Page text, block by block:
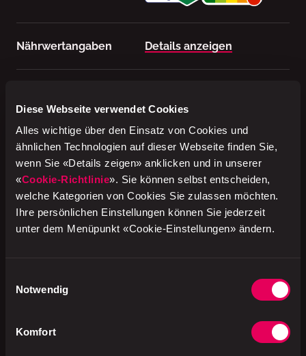
Diese Webseite verwendet Cookies
Alles wichtige über den Einsatz von Cookies und
ähnlichen Technologien auf dieser Webseite finden Sie,
wenn Sie «Details zeigen» anklicken und in unserer
«Cookie-Richtlinie». Sie können selbst entscheiden,
welche Kategorien von Cookies Sie zulassen möchten.
Ihre persönlichen Einstellungen können Sie jederzeit
unter dem Menüpunkt «Cookie-Einstellungen» ändern.
Notwendig
Komfort
Nährwertangaben Details anzeigen
Zutaten
WEIZENmehl, BUTTER 16%,
Kochsalz jodiert,
MOLKENpulver,
MagerMILCHpulver,
Säureregulator: E524,
Meersalz, WEIZENGLUTEN,
Produktion